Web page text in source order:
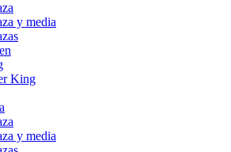
y media
King
y media